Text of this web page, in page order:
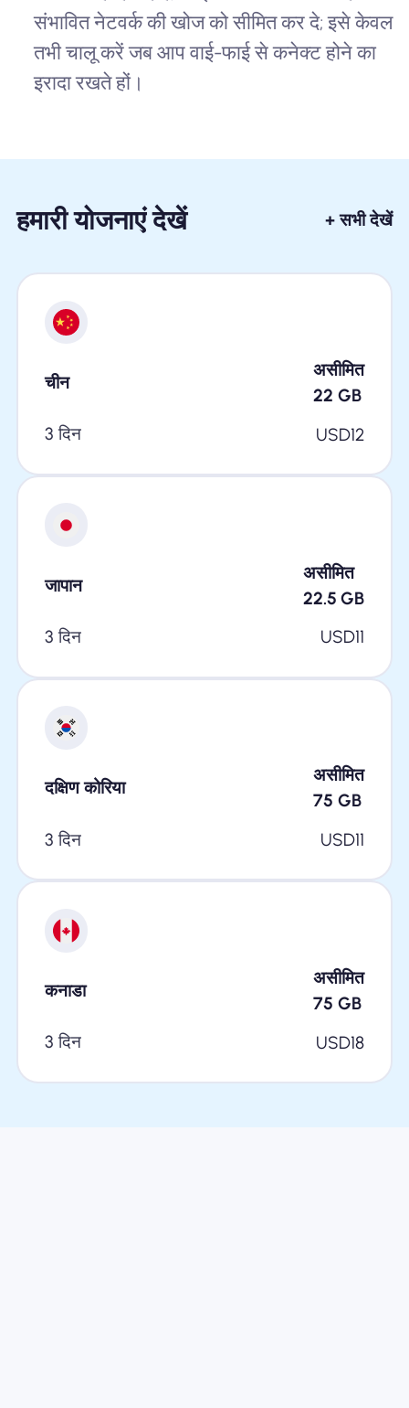
संभावित नेटवर्क की खोज को सीमित कर दे; इसे केवल
तभी चालू करें जब आप वाई-फाई से कनेक्ट होने का
इरादा रखते हों।
हमारी योजनाएं देखें + सभी देखें
चीन
असीमित
22 GB
3 दिन
USD12
जापान
असीमित
22.5 GB
3 दिन
USD11
दक्षिण कोरिया
असीमित
75 GB
3 दिन
USD11
कनाडा
असीमित
75 GB
3 दिन
USD18